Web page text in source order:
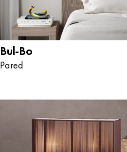
Bul-Bo
Pared